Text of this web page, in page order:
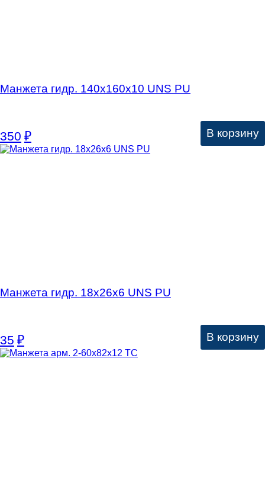
Манжета гидр. 140х160х10 UNS PU
350 ₽ В корзину
Манжета гидр. 18х26х6 UNS PU
35 ₽ В корзину